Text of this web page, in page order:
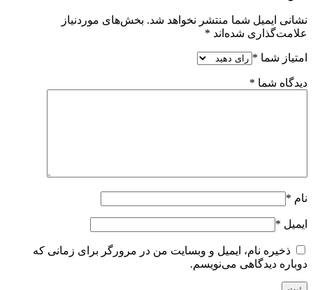
نشانی ایمیل شما منتشر نخواهد شد. بخش‌های موردنیاز
علامت‌گذاری شده‌اند *
امتیاز شما *
دیدگاه شما *
نام *
ایمیل *
ذخیره نام، ایمیل و وبسایت من در مرورگر برای زمانی که
دوباره دیدگاهی می‌نویسم.